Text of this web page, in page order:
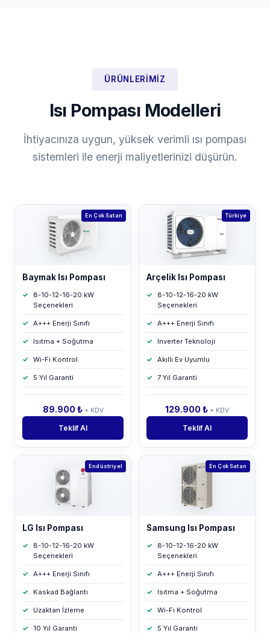
ÜRÜNLERIMIZ
Isı Pompası Modelleri
İhtiyacınıza uygun, yüksek verimli ısı pompası
sistemleri ile enerji maliyetlerinizi düşürün.
En Çok Satan
Baymak Isı Pompası
8-10-12-16-20 kW
Seçenekleri
A+++ Enerji Sınıfı
Isıtma + Soğutma
Wi-Fi Kontrol
5 Yıl Garanti
89.900 ₺ + KDV
Teklif Al
Türkiye
Arçelik Isı Pompası
8-10-12-16-20 kW
Seçenekleri
A+++ Enerji Sınıfı
Inverter Teknoloji
Akıllı Ev Uyumlu
7 Yıl Garanti
129.900 ₺ + KDV
Teklif Al
Endüstriyel
LG Isı Pompası
8-10-12-16-20 kW
Seçenekleri
A+++ Enerji Sınıfı
Kaskad Bağlantı
Uzaktan İzleme
10 Yıl Garanti
En Çok Satan
Samsung Isı Pompası
8-10-12-16-20 kW
Seçenekleri
A+++ Enerji Sınıfı
Isıtma + Soğutma
Wi-Fi Kontrol
5 Yıl Garanti